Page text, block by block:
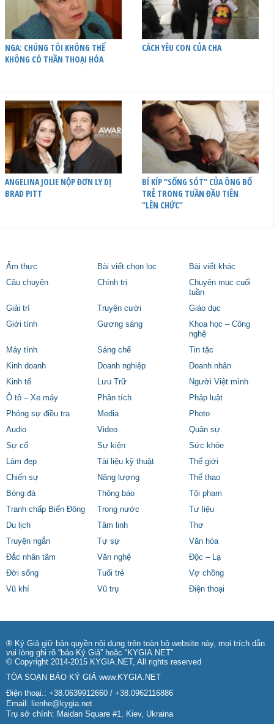
NGA: CHÚNG TÔI KHÔNG THỂ
KHÔNG CÓ THẦN THOẠI HÓA
CÁCH YÊU CON CỦA CHA
ANGELINA JOLIE NỘP ĐƠN LY DỊ
BRAD PITT
BÍ KÍP “SỐNG SÓT” CỦA ÔNG BỐ
TRẺ TRONG TUẦN ĐẦU TIÊN
“LÊN CHỨC”
Ẩm thực Bài viết chọn lọc
Bài viết khác
Câu chuyện
Chính trị
Chuyên mục cuối
tuần
Giải trí
Truyện cười
Giáo dục
Giới tính
Gương sáng
Khoa học – Công
nghệ
Máy tính
Sáng chế
Tin tặc
Kinh doanh
Doanh nghiệp
Doanh nhân
Kinh tế
Lưu Trữ
Người Việt mình
Ô tô – Xe máy
Phân tích
Pháp luật
Phóng sự điều tra
Media
Photo
Audio
Video
Quân sự
Sự cố
Sự kiện
Sức khỏe
Làm đẹp
Tài liệu kỹ thuật
Thế giới
Chiến sự
Năng lượng
Thể thao
Bóng đá
Thông báo
Tội phạm
Tranh chấp Biển Đông
Trong nước
Tư liệu
Du lịch
Tâm linh
Thơ
Truyện ngắn
Tự sự
Văn hóa
Đắc nhân tâm
Văn nghệ
Độc – Lạ
Đời sống
Tuổi trẻ
Vợ chồng
Vũ khí
Vũ trụ Điện thoại
® Ký Giả giữ bản quyền nội dung trên toàn bộ website này, mọi trích dẫn
vui lòng ghi rõ “báo Ký Giả” hoặc “KYGIA.NET”
© Copyright 2014-2015 KYGIA.NET, All rights reserved
TÒA SOẠN BÁO KÝ GIẢ www.KYGIA.NET
Điện thoại.: +38.0639912660 / +38.0962116886
Email: lienhe@kygia.net
Trụ sở chính: Maidan Square #1, Kiev, Ukraina